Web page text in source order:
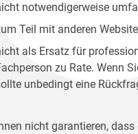
notwendigerweise
Teil mit anderen
als Ersatz für
zu Rate. Wenn
unbedingt eine
nicht garantieren,